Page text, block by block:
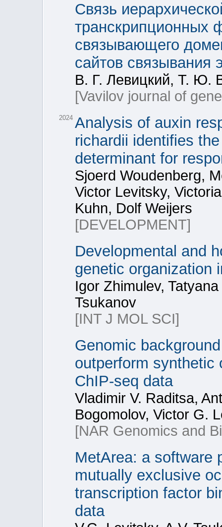
Связь
транскрипционных
связывающего
сайтов связывания
В. Г. Левицкий, Т. Ю.
[Vavilov journal of
2024 Analysis of auxin
richardii identifies
determinant for
Sjoerd Woudenberg,
Victor Levitsky,
Kuhn, Dolf Weijers
[DEVELOPMENT]
Developmental and
genetic organization
Igor Zhimulev,
Tsukanov
[INT J MOL SCI]
Genomic
outperform synthetic
ChIP-seq data
Vladimir V. Raditsa,
Bogomolov, Victor G.
[NAR Genomics and
MetArea: a software
mutually exclusive
transcription factor
data